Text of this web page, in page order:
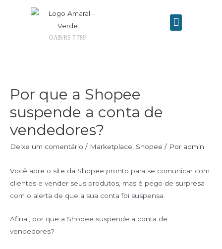
OAB/RS 7.789
Por que a Shopee
suspende a conta de
vendedores?
Deixe um comentário / Marketplace Shopee / Por admin
Você abre o site da Shopee pronto para se comunicar com
clientes e vender seus produtos, mas é pego de surpresa
com o alerta de que a sua conta foi suspensa.
Afinal, por que a Shopee suspende a conta de
vendedores?